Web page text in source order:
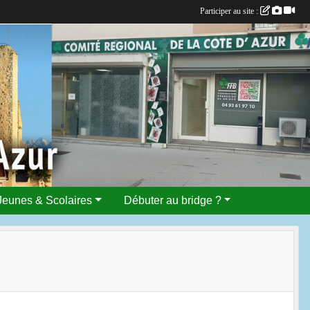
& Scolaires Débuter au bridge ?
Participer au site :